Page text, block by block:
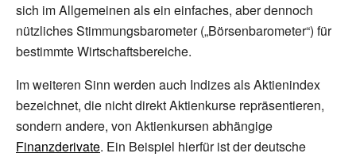
sich im Allgemeinen als ein einfaches, aber dennoch
nützliches Stimmungsbarometer („Börsenbarometer“) für
bestimmte Wirtschaftsbereiche.
Im weiteren Sinn werden auch Indizes als Aktienindex
bezeichnet, die nicht direkt Aktienkurse repräsentieren,
sondern andere, von Aktienkursen abhängige
Finanzderivate. Ein Beispiel hierfür ist der deutsche